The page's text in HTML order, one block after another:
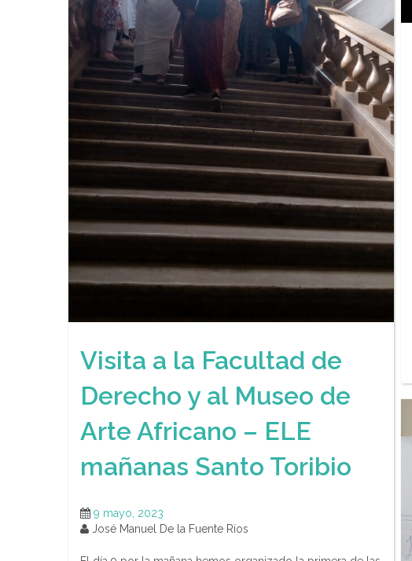
Visita a la Facultad de
Derecho y al Museo de
Arte Africano – ELE
mañanas Santo Toribio
9 mayo, 2023
José Manuel De la Fuente Ríos